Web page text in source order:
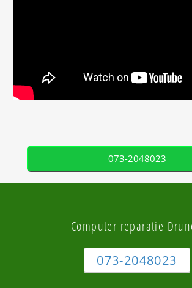
073-2048023
Computer reparatie
073-2048023